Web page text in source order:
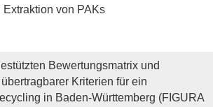
von PAKs
Bewertungsmatrix und
Kriterien für ein
in Baden-Württemberg (FIGURA